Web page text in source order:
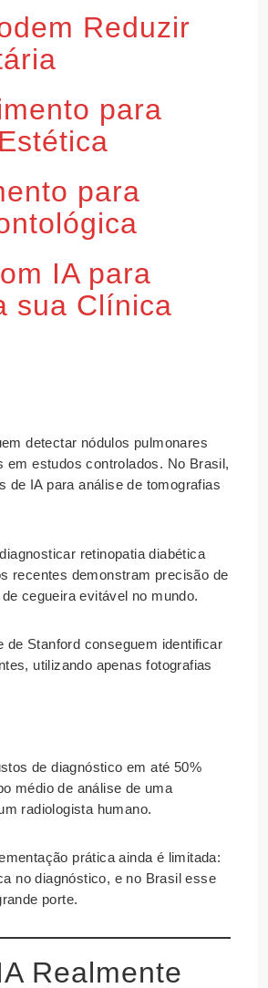
Reduzir
para
para
IA para
sua Clínica
detectar nódulos pulmonares
em estudos controlados. No Brasil,
de IA para análise de tomografias
retinopatia diabética
recentes demonstram precisão de
cegueira evitável no mundo.
de Stanford conseguem identificar
utilizando apenas fotografias
de diagnóstico em até 50%
médio de análise de uma
radiologista humano.
prática ainda é limitada:
no diagnóstico, e no Brasil esse
porte.
Realmente